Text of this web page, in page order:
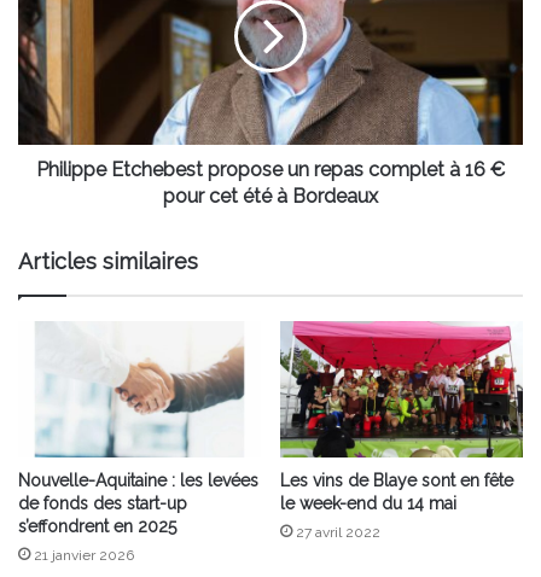
un
repas
complet
€
pour
Bordeaux
Philippe Etchebest propose un repas complet à 16 €
pour cet été à Bordeaux
Articles similaires
Nouvelle-Aquitaine : les levées
de fonds des start-up
s’effondrent en 2025
21 janvier 2026
Les vins de Blaye sont en fête
le week-end du 14 mai
27 avril 2022